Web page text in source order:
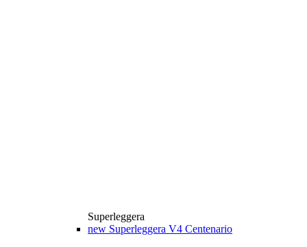
Superleggera
new Superleggera V4 Centenario